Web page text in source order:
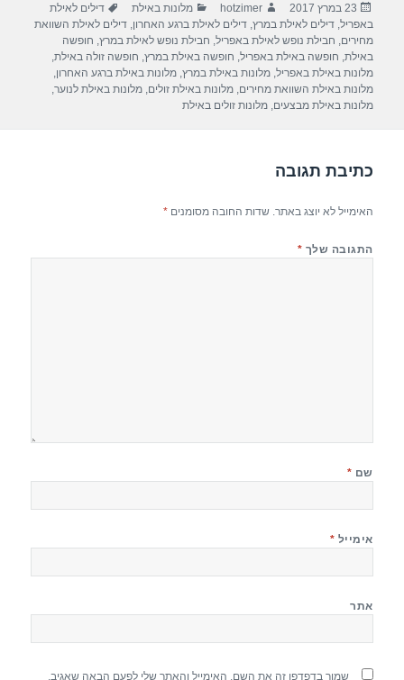
e
b
o
o
s
A
p
p
gr
a
m
e
פורסם
בתאריך
23 במרץ 2017 מחבר
hotzimer קטגוריות
מלונות באילת תגיות
דילים לאילת
באפריל,דילים לאילת במרץ,דילים לאילת ברגע האחרון,דילים לאילת השוואת
מחירים, חבילת נופש לאילת באפריל, חבילת נופש לאילת במרץ, חופשה
באילת, חופשה באילת באפריל, חופשה באילת במרץ, חופשה זולה באילת,
מלונות באילת באפריל,מלונות באילת במרץ,מלונות באילת ברגע האחרון,
מלונות באילת השוואת מחירים,מלונות באילת זולים,מלונות באילת לנוער,
מלונות באילת מבצעים,מלונות זולים באילת
כתיבת תגובה
האימייל לא יוצג באתר. שדות החובה מסומנים*
התגובה שלך *
שם *
אימייל *
אתר
שמור בדפדפן זה את השם, האימייל והאתר שלי לפעם הבאה שאגיב.